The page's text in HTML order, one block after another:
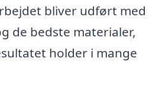
bliver udført med
de bedste materialer,
holder i mange